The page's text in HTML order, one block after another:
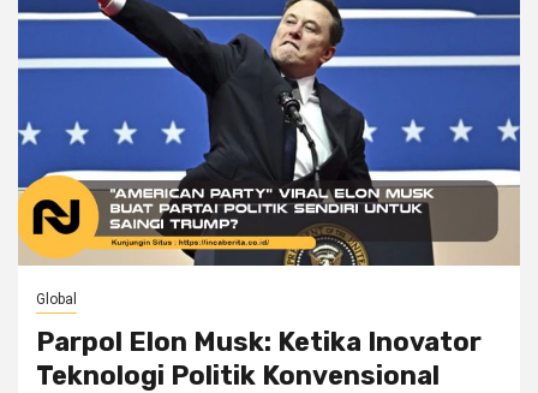
Global
Parpol Elon Musk: Ketika Inovator
Teknologi Politik Konvensional